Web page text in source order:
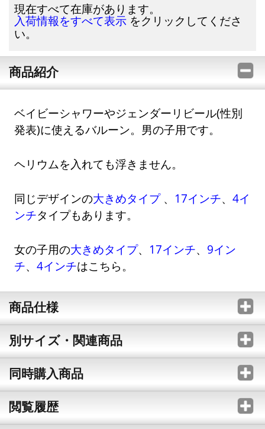
現在すべて在庫があります。
入荷情報をすべて表示 をクリックしてくださ
い。
商品紹介
ベイビーシャワーやジェンダーリビール(性別
発表)に使えるバルーン。男の子用です。
ヘリウムを入れても浮きません。
同じデザインの大きめタイプ、 17インチ、4イ
ンチタイプもあります。
女の子用の大きめタイプ、 17インチ、 9イン
チ、4インチはこちら。
商品仕様
別サイズ・関連商品
同時購入商品
閲覧履歴